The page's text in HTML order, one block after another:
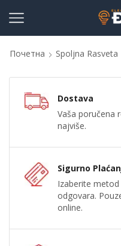
Почетна Spoljna Rasveta
Dostava
Vaša poručena
najviše.
Sigurno
Izaberite
odgovara.
online.